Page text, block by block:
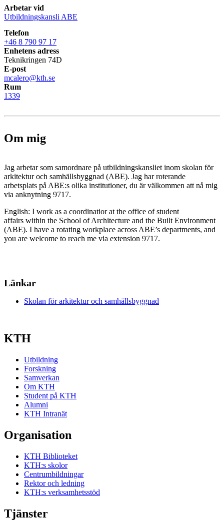
Arbetar vid
Utbildningskansli ABE
Telefon
+46 8 790 97 17
Enhetens adress
Teknikringen 74D
E-post
mcalero@kth.se
Rum
1339
Om mig
Jag arbetar som samordnare på utbildningskansliet inom skolan för
arkitektur och samhällsbyggnad (ABE). Jag har roterande
arbetsplats på ABE:s olika institutioner, du är välkommen att nå mig
via anknytning 9717.
English: I work as a coordinatior at the office of student
affairs within the School of Architecture and the Built Environment
(ABE). I have a rotating workplace across ABE’s departments, and
you are welcome to reach me via extension 9717.
Länkar
Skolan för arkitektur och samhällsbyggnad
KTH
Utbildning
Forskning
Samverkan
Om KTH
Student på KTH
Alumni
KTH Intranät
Organisation
KTH Biblioteket
KTH:s skolor
Centrumbildningar
Rektor och ledning
KTH:s verksamhetsstöd
Tjänster